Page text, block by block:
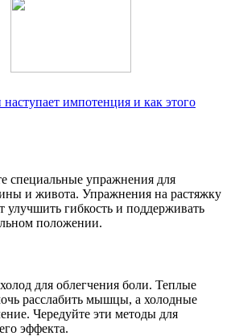
импотенция и как этого
специальные упражнения для
и живота. Упражнения на растяжку
улучшить гибкость и поддерживать
положении.
для облегчения боли. Теплые
расслабить мышцы, а холодные
Чередуйте эти методы для
эффекта.